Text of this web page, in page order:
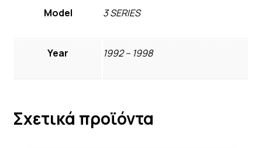
Model 3 SERIES
Year 1992 – 1998
Σχετικά προϊόντα